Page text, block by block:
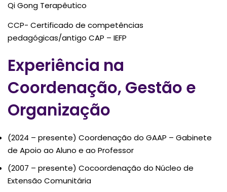
Qi Gong Terapêutico
CCP- Certificado de competências
pedagógicas/antigo CAP – IEFP
Experiência na
Coordenação, Gestão e
Organização
(2024 – presente) Coordenação do GAAP – Gabinete
de Apoio ao Aluno e ao Professor
(2007 – presente) Cocoordenação do Núcleo de
Extensão Comunitária